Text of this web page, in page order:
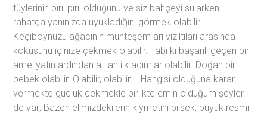
tüylerinin pırıl pırıl olduğunu ve siz bahçeyi sularken
rahatça yanınızda uyukladığını görmek olabilir.
Keçiboynuzu ağacının muhteşem arı vızıltıları arasında
kokusunu içinize çekmek olabilir. Tabi ki başarılı geçen bir
ameliyatın ardından atılan ilk adımlar olabilir. Doğan bir
bebek olabilir. Olabilir, olabilir…..Hangisi olduğuna karar
vermekte güçlük çekmekle birlikte emin olduğum şeyler
de var; Bazen elimizdekilerin kıymetini bilsek, büyük resmi